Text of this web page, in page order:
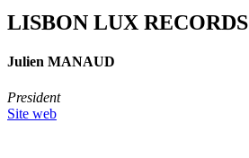
LISBON LUX RECORDS
Julien MANAUD
President
Site web